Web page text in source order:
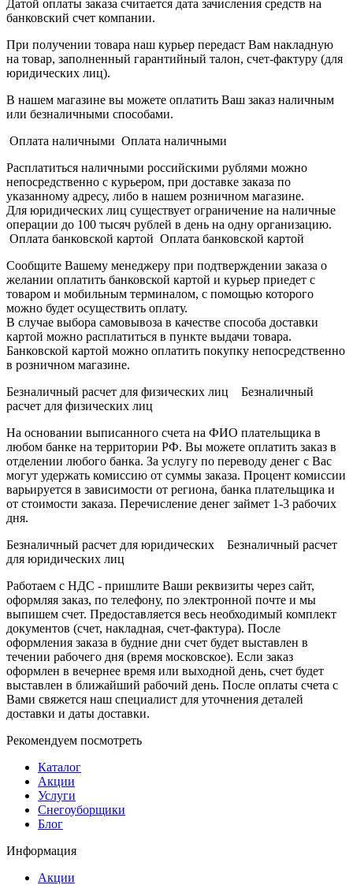
Датой оплаты заказа считается дата зачисления средств на
банковский счет компании.
При получении товара наш курьер передаст Вам накладную
на товар, заполненный гарантийный талон, счет-фактуру (для
юридических лиц).
В нашем магазине вы можете оплатить Ваш заказ наличным
или безналичными способами.
Оплата наличными Оплата наличными
Расплатиться наличными российскими рублями можно
непосредственно с курьером, при доставке заказа по
указанному адресу, либо в нашем розничном магазине.
Для юридических лиц существует ограничение на наличные
операции до 100 тысяч рублей в день на одну организацию.
Оплата банковской картой Оплата банковской картой
Сообщите Вашему менеджеру при подтверждении заказа о
желании оплатить банковской картой и курьер приедет с
товаром и мобильным терминалом, с помощью которого
можно будет осуществить оплату.
В случае выбора самовывоза в качестве способа доставки
картой можно расплатиться в пункте выдачи товара.
Банковской картой можно оплатить покупку непосредственно
в розничном магазине.
Безналичный расчет для физических лиц Безналичный
расчет для физических лиц
На основании выписанного счета на ФИО плательщика в
любом банке на территории РФ. Вы можете оплатить заказ в
отделении любого банка. За услугу по переводу денег с Вас
могут удержать комиссию от суммы заказа. Процент комиссии
варьируется в зависимости от региона, банка плательщика и
от стоимости заказа. Перечисление денег займет 1-3 рабочих
дня.
Безналичный расчет для юридических Безналичный расчет
для юридических лиц
Работаем с НДС - пришлите Ваши реквизиты через сайт,
оформляя заказ, по телефону, по электронной почте и мы
выпишем счет. Предоставляется весь необходимый комплект
документов (счет, накладная, счет-фактура). После
оформления заказа в будние дни счет будет выставлен в
течении рабочего дня (время московское). Если заказ
оформлен в вечернее время или выходной день, счет будет
выставлен в ближайший рабочий день. После оплаты счета с
Вами свяжется наш специалист для уточнения деталей
доставки и даты доставки.
Рекомендуем посмотреть
Каталог
Акции
Услуги
Снегоуборщики
Блог
Информация
Акции